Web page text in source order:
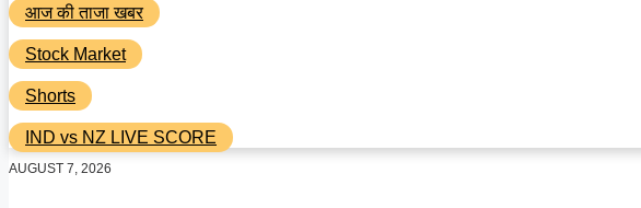
आज की ताजा खबर
Stock Market
Shorts
IND vs NZ LIVE SCORE
AUGUST 7, 2026